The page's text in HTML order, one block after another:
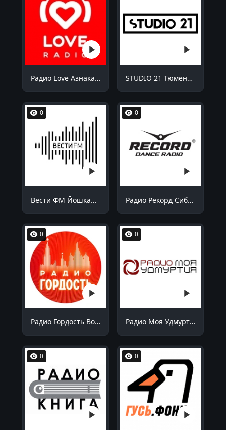
Радио Love Азнакаево 98.8 FM STUDIO 21 Тюмень 87.9 FM
0
Вести ФМ Йошкар-Ола 90.9 FM
0
Радио Рекорд Сибай 100.7 FM
0
Радио Гордость Волгоград 106.4 FM
0
Радио Моя Удмуртия Воткинск 99.1 FM
0 0